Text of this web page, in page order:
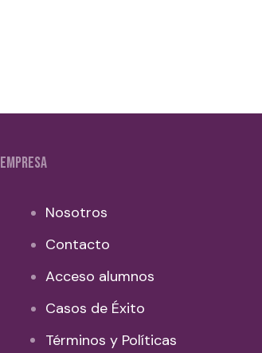
EMPRESA
Nosotros
Contacto
Acceso alumnos
Casos de Éxito
Términos y Políticas